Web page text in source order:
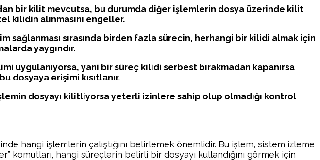
bir kilit mevcutsa, bu durumda diğer işlemlerin dosya üzerinde kilit
kilidin alınmasını engeller.
sağlanması sırasında birden fazla sürecin, herhangi bir kilidi almak için
yaygındır.
uygulanıyorsa, yani bir süreç kilidi serbest bırakmadan kapanırsa
dosyaya erişimi kısıtlanır.
dosyayı kilitliyorsa yeterli izinlere sahip olup olmadığı kontrol
hangi işlemlerin çalıştığını belirlemek önemlidir. Bu işlem, sistem izleme
komutları, hangi süreçlerin belirli bir dosyayı kullandığını görmek için